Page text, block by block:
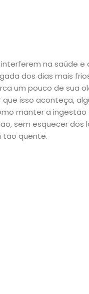
na saúde e
dos dias mais
um pouco de sua
isso aconteça,
manter a ingestão
sem esquecer dos
tão quente.